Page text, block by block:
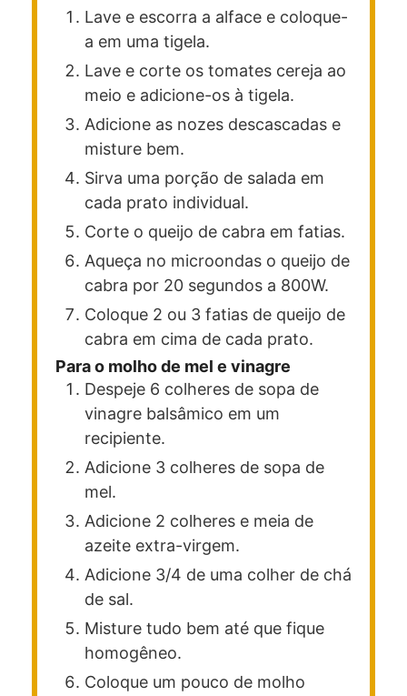
Lave e escorra a alface e coloque-
a em uma tigela.
Lave e corte os tomates cereja ao
meio e adicione-os à tigela.
Adicione as nozes descascadas e
misture bem.
Sirva uma porção de salada em
cada prato individual.
Corte o queijo de cabra em fatias.
Aqueça no microondas o queijo de
cabra por 20 segundos a 800W.
Coloque 2 ou 3 fatias de queijo de
cabra em cima de cada prato.
Para o molho de mel e vinagre
Despeje 6 colheres de sopa de
vinagre balsâmico em um
recipiente.
Adicione 3 colheres de sopa de
mel.
Adicione 2 colheres e meia de
azeite extra-virgem.
Adicione 3/4 de uma colher de chá
de sal.
Misture tudo bem até que fique
homogêneo.
Coloque um pouco de molho